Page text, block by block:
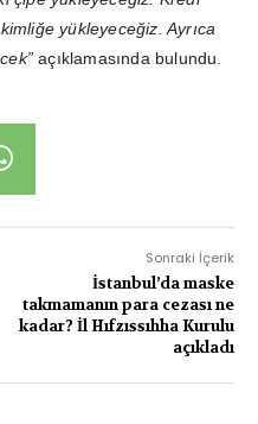
yükleyeceğiz. Ayrıca
açıklamasında bulundu.
Sonraki İçerik
İstanbul’da maske
takmamanın para cezası ne
kadar? İl Hıfzıssıhha Kurulu
açıkladı